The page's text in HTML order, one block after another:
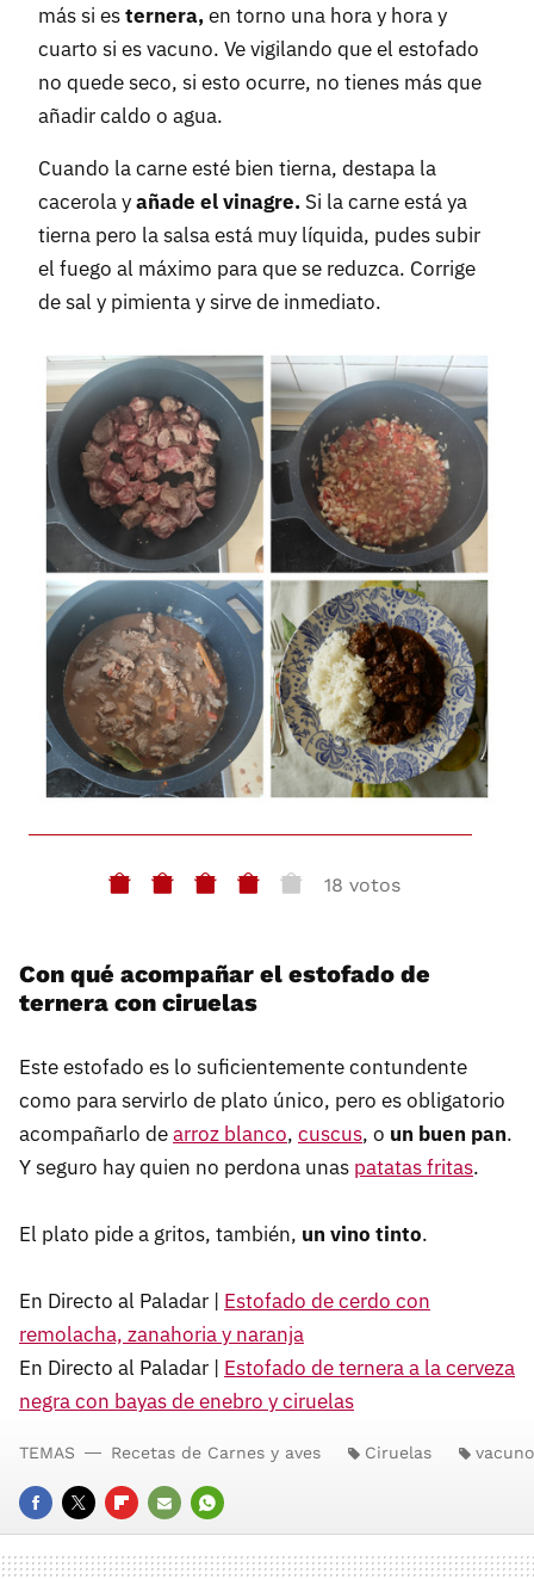
más si esternera,en torno una hora y hora y
cuarto si es vacuno. Ve vigilando que el estofado
no quede seco, si esto ocurre, no tienes más que
añadir caldo o agua.
Cuando la carne esté bien tierna, destapa la
cacerola yañade el vinagre. Si la carne está ya
tierna pero la salsa está muy líquida, pudes subir
el fuego al máximo para que se reduzca. Corrige
de sal y pimienta y sirve de inmediato.
18 votos
Con qué acompañar el estofado de
ternera con ciruelas
Este estofado es lo suficientemente contundente
como para servirlo de plato único, pero es obligatorio
acompañarlo dearroz blanco, cuscus, o un buen pan.
Y seguro hay quien no perdona unas patatas fritas.
El plato pide a gritos, también, un vino tinto.
En Directo al Paladar | Estofado de cerdo con
remolacha, zanahoria y naranja
En Directo al Paladar | Estofado de ternera a la cerveza
negra con bayas de enebro y ciruelas
FACEBOOK
TWITTERFLIPBOARD
E-
MAIL
WHATSAPP
TEMAS Recetas de Carnes y aves Ciruelas vacuno